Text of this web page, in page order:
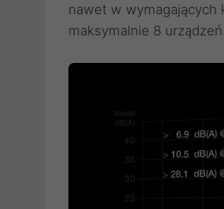
nawet w wymagających
maksymalnie 8 urządzeń.